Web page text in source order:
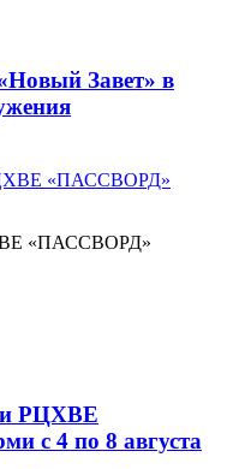
Завет» в
«ПАССВОРД»
РЦХВЕ
с 4 по 8 августа